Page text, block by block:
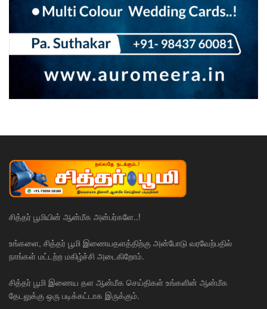
சித்தர் பூமியின் ஆன்மீக அன்பர்களே..!
உங்களை, சித்தர் பூமி இணையதளத்திற்கு அன்போடு வரவேற்பதில்
நாங்கள் மட்டற்ற மகிழ்ச்சி அடைகிறோம்.
சித்தர் பூமி இணைய தள ஆன்மீக செய்திகள் உங்களின் ஆன்மீக
தேடலுக்கு ஒரு படிக்கட்டாக இருக்கும்.